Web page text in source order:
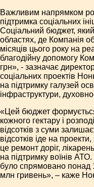
Важливим напрямком
підтримка соціальних
Соціальний бюджет,
областях, де Компанія
місяців цього року на
благодійну допомогу
грн», - зазначає
соціальних проектів
на підтримку галузей
інфраструктури,
«Цей бюджет
кожного гектару і
відсотків з суми
відсотків іде на
це ремонт доріг,
на підтримку воїнів
було спрямовано понад
млн гривень», – каже